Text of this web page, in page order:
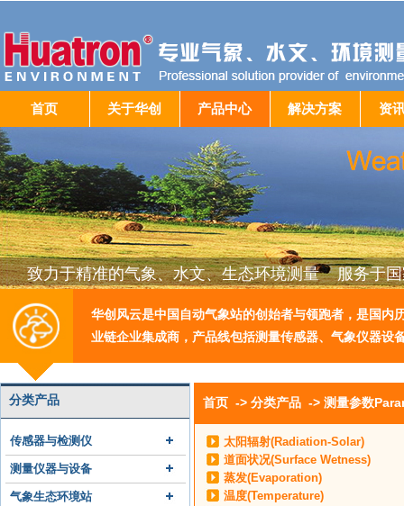
首页 关于华创 产品中心 解决方案 资
致力于精准的气象、水文、生态环境测量 服务于
华创风云是中国自动气象站的创始者与领跑者，是国内
业链企业集成商，产品线包括测量传感器、气象仪器设
分类产品
传感器与检测仪
测量仪器与设备
气象生态环境站
首页 -> 分类产品 -> 测量参数
太阳辐射(Radiation-Solar)
道面状况(Surface Wetness)
蒸发(Evaporation)
温度(Temperature)